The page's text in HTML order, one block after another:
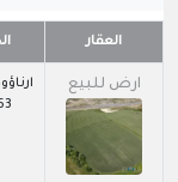
العقار
ارض للبيع